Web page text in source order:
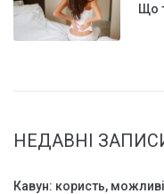
Що
НЕДАВНІ
Кавун: користь, можливі